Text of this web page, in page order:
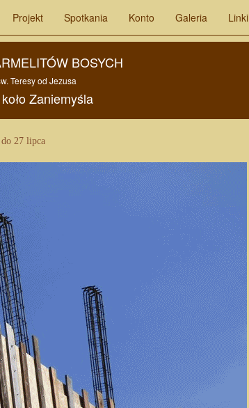
Projekt Spotkania Konto Galeria Linki
BOSYCH
Teresy od Jezusa
kołoZaniemyśla
27 lipca